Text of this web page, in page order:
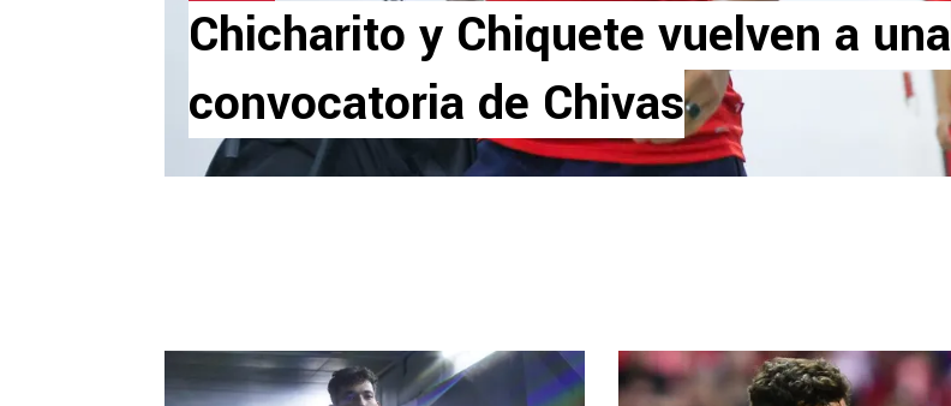
Chicharito y Chiquete vuelven a una
convocatoria de Chivas